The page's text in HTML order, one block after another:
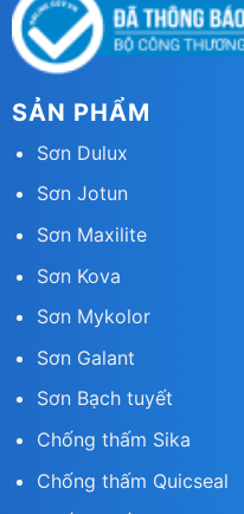
SẢN PHẨM
Sơn Dulux
Sơn Jotun
Sơn Maxilite
Sơn Kova
Sơn Mykolor
Sơn Galant
Sơn Bạch tuyết
Chống thấm Sika
Chống thấm Quicseal